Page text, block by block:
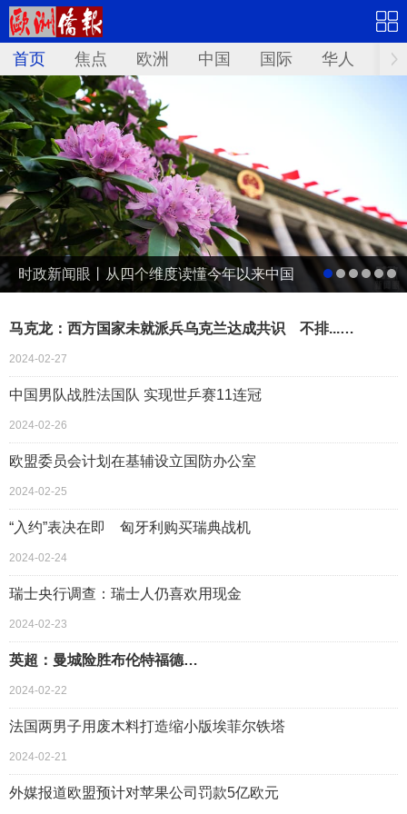
首页 焦点 欧洲 中国 国际 华人 文
时政新闻眼丨从四个维度读懂今年以来中国
马克龙：西方国家未就派兵乌克兰达成共识 不排...…
2024-02-27
中国男队战胜法国队 实现世乒赛11连冠
2024-02-26
欧盟委员会计划在基辅设立国防办公室
2024-02-25
“入约”表决在即 匈牙利购买瑞典战机
2024-02-24
瑞士央行调查：瑞士人仍喜欢用现金
2024-02-23
英超：曼城险胜布伦特福德…
2024-02-22
法国两男子用废木料打造缩小版埃菲尔铁塔
2024-02-21
外媒报道欧盟预计对苹果公司罚款5亿欧元